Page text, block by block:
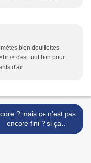
bien douillettes
/> c'est tout bon pour
d'air
? mais ce n'est pas
encore fini ? si ça
continue..... >